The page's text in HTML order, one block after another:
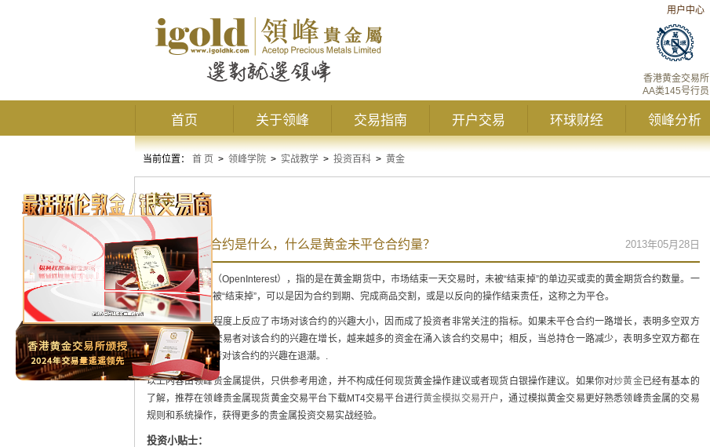
用户中心
香港黄金交易所
AA类145号行员
首页 关于领峰 交易指南 开户交易 环球财经 领峰分析
当前位置： 首 页 > 领峰学院 > 实战教学 > 投资百科 > 黄金
黄金
黄金未平仓合约是什么，什么是黄金未平仓合约量？ 2013年05月28日
黄金未平仓合约
（OpenInterest），指的是在黄金期货中，市场结束一天交易时，未被“结束掉”的单边买或卖的黄金期货合约数量。一
张黄金期货合约被“结束掉”，可以是因为合约到期、完成商品交割，或是以反向的操作结束责任，这称之为平仓。
未平仓合约一定程度上反应了市场对该合约的兴趣大小，因而成了投资者非常关注的指标。如果未平仓合约一路增长，表明多空双方
都在开仓，市场交易者对该合约的兴趣在增长，越来越多的资金在涌入该合约交易中；相反，当总持仓一路减少，表明多空双方都在
平仓出局，交易者对该合约的兴趣在退潮。.
以上内容由领峰贵金属提供，只供参考用途，并不构成任何现货黄金操作建议或者现货白银操作建议。如果你对炒黄金已经有基本的
了解，推荐在领峰贵金属现货黄金交易平台下载MT4交易平台进行黄金模拟交易开户 ，通过模拟黄金交易更好熟悉领峰贵金属的交易
规则和系统操作，获得更多的贵金属投资交易实战经验。
投资小贴士：